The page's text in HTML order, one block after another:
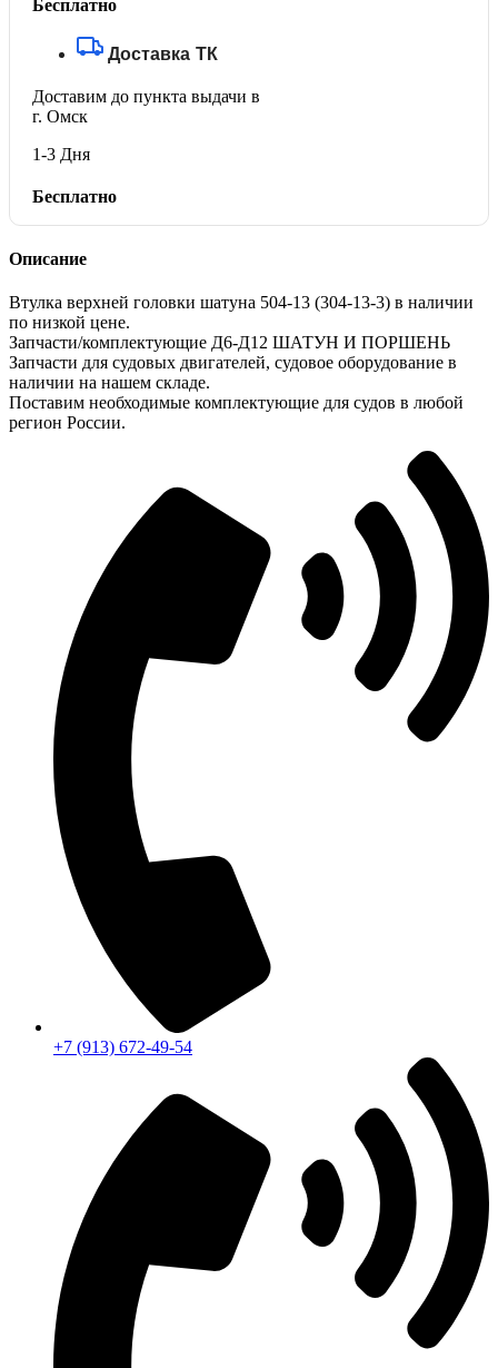
Бесплатно
Доставка ТК
Доставим до пункта выдачи в
г. Омск
1-3 Дня
Бесплатно
Описание
Втулка верхней головки шатуна 504-13 (304-13-3) в наличии
по низкой цене.
Запчасти/комплектующие Д6-Д12 ШАТУН И ПОРШЕНЬ
Запчасти для судовых двигателей, судовое оборудование в
наличии на нашем складе.
Поставим необходимые комплектующие для судов в любой
регион России.
+7 (913) 672-49-54